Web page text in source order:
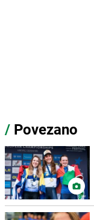
/ Povezano